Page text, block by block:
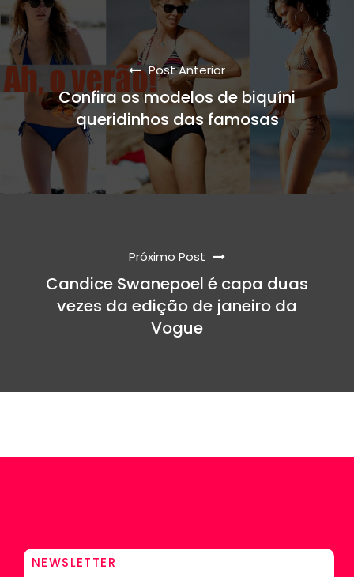
Post Anterior
Confira os modelos de biquíni
queridinhos das famosas
Próximo Post
Candice Swanepoel é capa duas
vezes da edição de janeiro da
Vogue
NEWSLETTER